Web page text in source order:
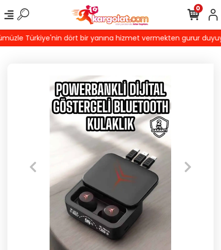
Türkiye'nin dört bir yanına hizmet vermekten gurur
0